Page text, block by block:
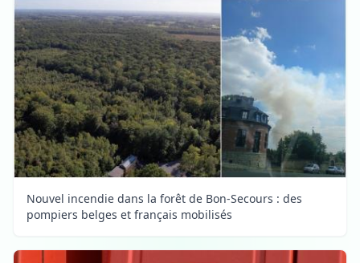
Nouvel incendie dans la forêt de Bon-Secours : des
pompiers belges et français mobilisés